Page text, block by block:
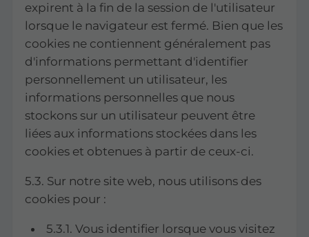
expirent à la fin de la session de l'utilisateur
lorsque le navigateur est fermé. Bien que les
cookies ne contiennent généralement pas
d'informations permettant d'identifier
personnellement un utilisateur, les
informations personnelles que nous
stockons sur un utilisateur peuvent être
liées aux informations stockées dans les
cookies et obtenues à partir de ceux-ci.
5.3. Sur notre site web, nous utilisons des
cookies pour :
5.3.1. Vous identifier lorsque vous visitez